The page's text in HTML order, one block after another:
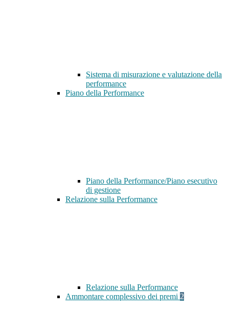
Sistema di misurazione e valutazione della
performance
Piano della Performance
Piano della Performance/Piano esecutivo
di gestione
Relazione sulla Performance
Relazione sulla Performance
Ammontare complessivo dei premi 2